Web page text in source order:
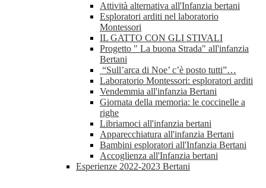
Attività alternativa all'Infanzia bertani
Esploratori arditi nel laboratorio
Montessori
IL GATTO CON GLI STIVALI
Progetto " La buona Strada" all'infanzia
Bertani
“Sull’arca di Noe’ c’è posto tutti”…
Laboratorio Montessori: esploratori arditi
Vendemmia all'infanzia Bertani
Giornata della memoria: le coccinelle a
righe
Libriamoci all'infanzia bertani
Apparecchiatura all'infanzia Bertani
Bambini esploratori all'Infanzia Bertani
Accoglienza all'Infanzia bertani
Esperienze 2022-2023 Bertani